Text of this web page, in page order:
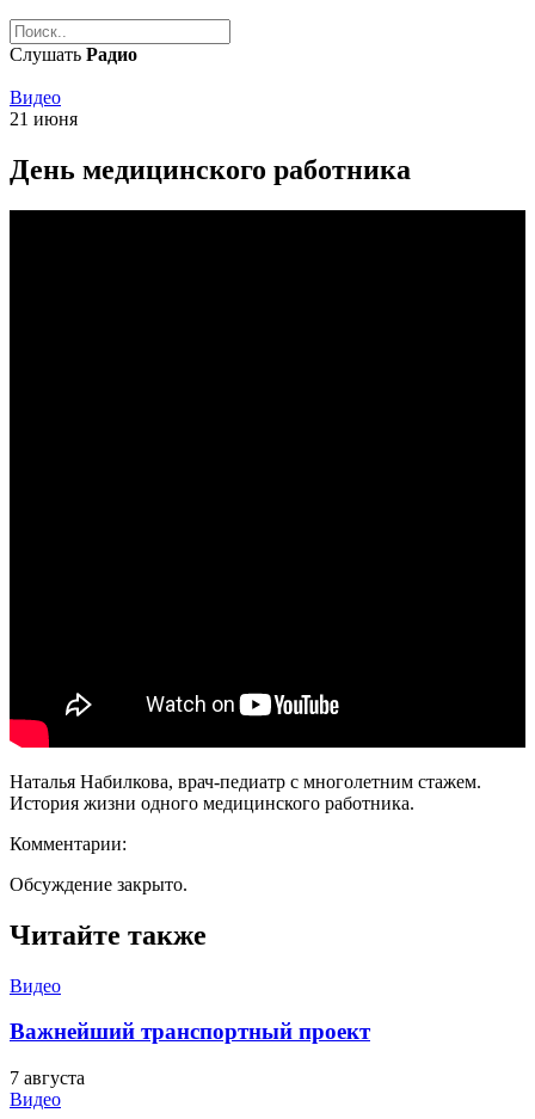
Слушать Радио
Видео
21 июня
День медицинского работника
Наталья Набилкова, врач-педиатр с многолетним стажем.
История жизни одного медицинского работника.
Комментарии:
Обсуждение закрыто.
Читайте также
Видео
Важнейший транспортный проект
7 августа
Видео